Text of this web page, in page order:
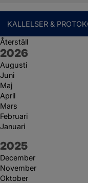
KALLELSER &
Återställ
År:
2026
Augusti
Juni
Maj
April
Mars
Februari
Januari
År:
2025
December
November
Oktober